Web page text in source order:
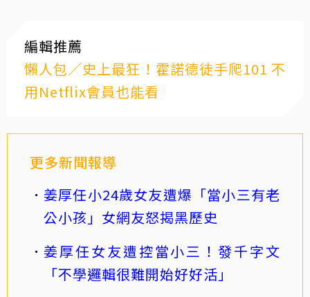
編輯推薦
懶人包／史上最狂！霍諾德徒手爬101 不
用Netflix會員也能看
更多新聞報導
姜厚任小24歲女友遭爆「當小三有老
公小孩」女網友怒揭黑歷史
姜厚任女友遭控當小三！發千字文
「不學邏輯很難開始好好活」